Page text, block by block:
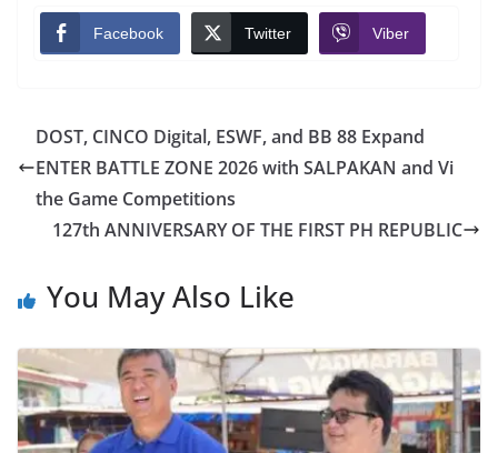
Facebook Twitter Viber
DOST, CINCO Digital, ESWF, and BB 88 Expand
ENTER BATTLE ZONE 2026 with SALPAKAN and Vi
the Game Competitions
127th ANNIVERSARY OF THE FIRST PH REPUBLIC
You May Also Like